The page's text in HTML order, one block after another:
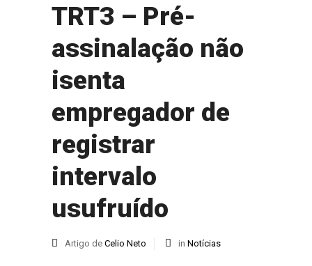
TRT3 – Pré-
assinalação não
isenta
empregador de
registrar
intervalo
usufruído
Artigo de Celio Neto in Notícias